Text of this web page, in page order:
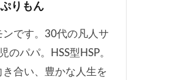
ぷりもん
ンです。30代の凡人サ
のパパ。HSS型HSP。
き合い、豊かな人生を